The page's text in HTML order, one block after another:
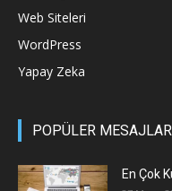
Web Siteleri
WordPress
Yapay Zeka
POPÜLER MESAJLAR
En Çok